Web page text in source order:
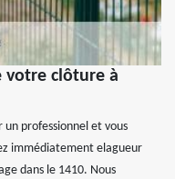
votre clôture à
professionnel et vous
immédiatement elagueur
dans le 1410. Nous